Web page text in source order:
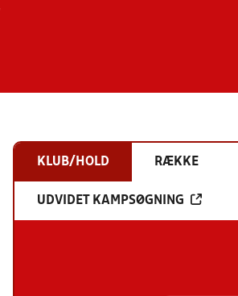
KLUB/HOLD RÆKKE
UDVIDET KAMPSØGNING